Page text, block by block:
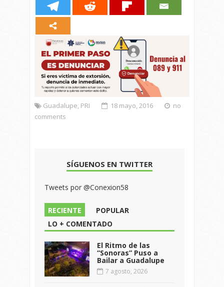
Guadalupe, PRI 18 mayo, 2016
no
comments
SÍGUENOS EN TWITTER
Tweets por @Conexion58
RECIENTE
POPULAR
LO + COMENTADO
El Ritmo de las
“Sonoras” Puso a
Bailar a Guadalupe
7 agosto, 2026